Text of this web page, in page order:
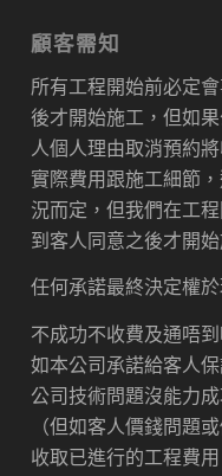
顧客需知
所有工程開始前必定
後才開始施工，但如
人個人理由取消預約
實際費用跟施工細節
況而定，但我們在工
到客人同意之後才開
任何承諾最終決定權
不成功不收費及通唔
如本公司承諾給客人
公司技術問題沒能力
（但如客人價錢問題
收取已進行的工程費